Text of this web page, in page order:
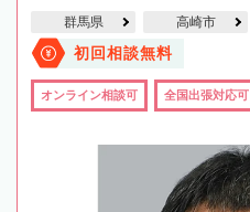
群馬県 高崎市
初回相談無料
オンライン相談可 全国出張対応可